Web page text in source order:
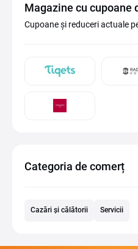
Magazine cu cupoane
Cupoane și reduceri actuale
Categoria de comerț
Cazări și călătorii Servicii